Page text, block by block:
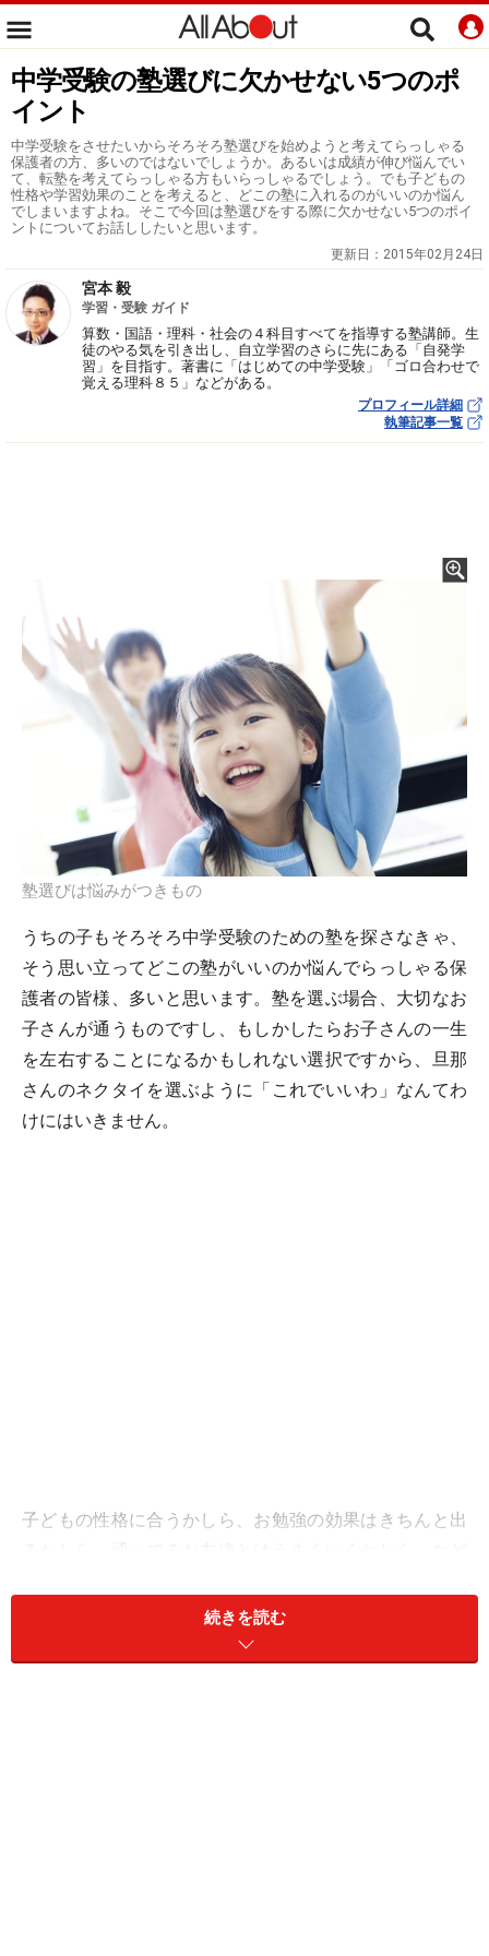
中学受験の塾選びに欠かせない5つのポ
イント
中学受験をさせたいからそろそろ塾選びを始めようと考えてらっしゃる
保護者の方、多いのではないでしょうか。あるいは成績が伸び悩んでい
て、転塾を考えてらっしゃる方もいらっしゃるでしょう。でも子どもの
性格や学習効果のことを考えると、どこの塾に入れるのがいいのか悩ん
でしまいますよね。そこで今回は塾選びをする際に欠かせない5つのポイ
ントについてお話ししたいと思います。
更新日： 2015年02月24日
宮本 毅
学習・受験 ガイド
算数・国語・理科・社会の４科目すべてを指導する塾講師。生
徒のやる気を引き出し、自立学習のさらに先にある「自発学
習」を目指す。著書に「はじめての中学受験」「ゴロ合わせで
覚える理科８５」などがある。
プロフィール詳細
執筆記事一覧
塾選びは悩みがつきもの
うちの子もそろそろ中学受験のための塾を探さなきゃ、
そう思い立ってどこの塾がいいのか悩んでらっしゃる保
護者の皆様、多いと思います。塾を選ぶ場合、大切なお
子さんが通うものですし、もしかしたらお子さんの一生
を左右することになるかもしれない選択ですから、旦那
さんのネクタイを選ぶように「これでいいわ」なんてわ
けにはいきません。
子どもの性格に合うかしら、お勉強の効果はきちんと出
「塾」と一口にいっても、大手塾から小さな塾まで選択
肢がたくさんありすぎて、困ってしまいますよね。そこ
続きを読む